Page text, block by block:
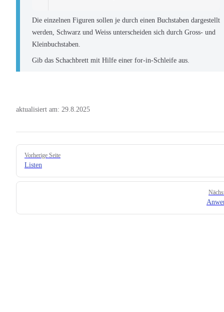
Die einzelnen Figuren sollen je durch einen Buchstaben dargestellt
werden, Schwarz und Weiss unterscheiden sich durch Gross- und
Kleinbuchstaben.
Gib das Schachbrett mit Hilfe einer for-in-Schleife aus.
aktualisiert am: 29.8.2025
Pager
Vorherige Seite
Listen